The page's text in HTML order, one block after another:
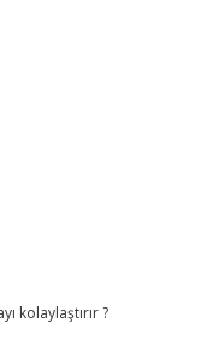
kolaylaştırır ?